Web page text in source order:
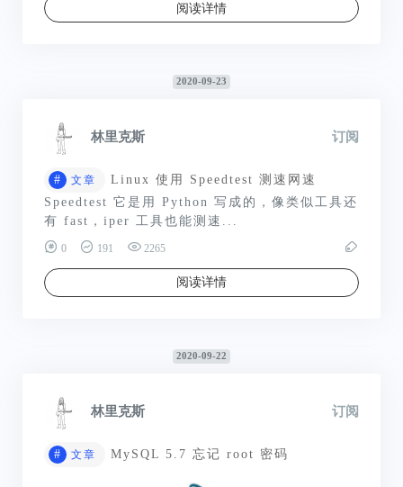
阅读详情
2020-09-23
林里克斯 订阅
# 文章
Linux 使用 Speedtest 测速网速
Speedtest 它是用 Python 写成的，像类似工具还
有 fast，iper 工具也能测速...
0 191 2265
阅读详情
2020-09-22
林里克斯 订阅
# 文章 MySQL 5.7 忘记 root 密码